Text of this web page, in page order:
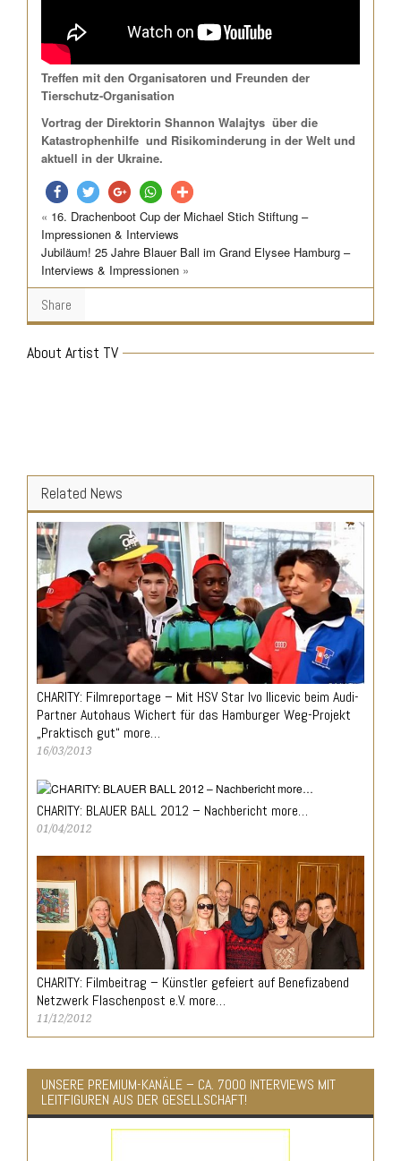
Treffen mit den Organisatoren und Freunden der
Tierschutz-Organisation
Vortrag der Direktorin Shannon Walajtys über die
Katastrophenhilfe und Risikominderung in der Welt und
aktuell in der Ukraine.
teilen twitternteilen teilen teilen
« 16. Drachenboot Cup der Michael Stich Stiftung –
Impressionen & Interviews
Jubiläum! 25 Jahre Blauer Ball im Grand Elysee Hamburg –
Interviews & Impressionen »
Share
About Artist TV
Related News
CHARITY: Filmreportage – Mit HSV Star Ivo Ilicevic beim Audi-
Partner Autohaus Wichert für das Hamburger Weg-Projekt
„Praktisch gut“ more…
16/03/2013
CHARITY: BLAUER BALL 2012 – Nachbericht more…
01/04/2012
CHARITY: Filmbeitrag – Künstler gefeiert auf Benefizabend
Netzwerk Flaschenpost e.V. more…
11/12/2012
UNSERE PREMIUM-KANÄLE – CA. 7000 INTERVIEWS MIT
LEITFIGUREN AUS DER GESELLSCHAFT!